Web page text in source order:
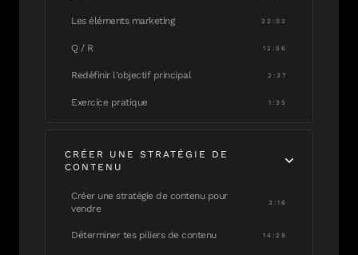
Les éléments marketing 22:02
Q / R 12:56
Redéfinir l’objectif principal 2:37
Exercice pratique 1:35
CRÉER UNE STRATÉGIE DE
CONTENU
Créer une stratégie de contenu pour
vendre
3:16
Déterminer tes piliers de contenu 14:29